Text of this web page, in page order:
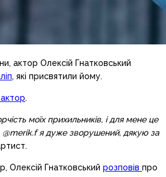
актор Олексій Гнатковський
, які присвятили йому.
.
моїх прихильників, і для мене це
@merik.f я дуже зворушений, дякую за
Олексій Гнатковський розповів про